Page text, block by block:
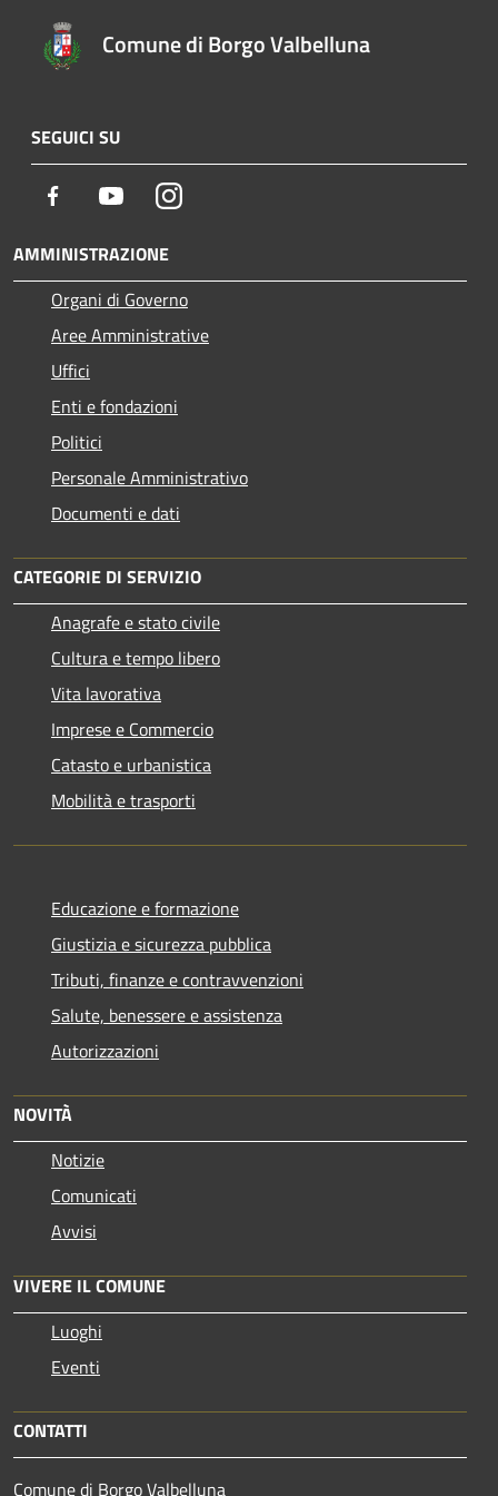
Comune di Borgo Valbelluna
SEGUICI SU
Facebook YoutubeInstagram
AMMINISTRAZIONE
Organi di Governo
Aree Amministrative
Uffici
Enti e fondazioni
Politici
Personale Amministrativo
Documenti e dati
CATEGORIE DI SERVIZIO
Anagrafe e stato civile
Cultura e tempo libero
Vita lavorativa
Imprese e Commercio
Catasto e urbanistica
Mobilità e trasporti
Educazione e formazione
Giustizia e sicurezza pubblica
Tributi, finanze e contravvenzioni
Salute, benessere e assistenza
Autorizzazioni
NOVITÀ
Notizie
Comunicati
Avvisi
VIVERE IL COMUNE
Luoghi
Eventi
CONTATTI
Comune di Borgo Valbelluna